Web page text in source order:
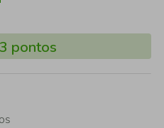
pontos